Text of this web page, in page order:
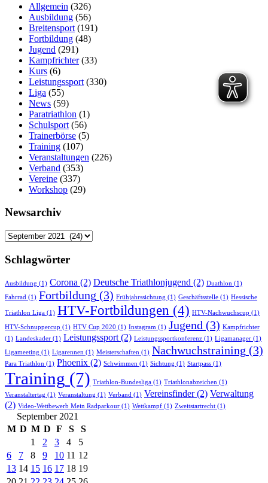
Allgemein (326)
Ausbildung (56)
Breitensport (191)
Fortbildung (48)
Jugend (291)
Kampfrichter(33)
Kurs (6)
Leistungssport (330)
Liga (55)
News (59)
Paratriathlon (1)
Schulsport (56)
Trainerbörse (5)
Training (107)
Veranstaltungen (226)
Verband (353)
Vereine (337)
Workshop (29)
Newsarchiv
Newsarchiv
Schlagwörter
Ausbildung (1) Corona (2) Deutsche Triathlonjugend (2) Duathlon (1)
Fahrrad (1) Fortbildung (3) Frühjahrssichtung (1) Geschäftsstelle (1) Hessische
Triathlon Liga (1) HTV-Fortbildungen (4) HTV-Nachwuchscup (1)
HTV-Schnuppercup (1) HTV Cup 2020 (1) Instagram (1) Jugend (3) Kampfrichter
(1) Landeskader (1) Leistungssport(2) Leistungssportkonferenz (1) Ligamanager (1)
Ligameeting (1) Ligarennen (1) Meisterschaften (1) Nachwuchstraining (3)
Para Triathlon (1) Phoenix (2) Schwimmen (1) Sichtung (1) Startpass (1)
Training (7) Triathlon-Bundesliga (1) Triathlonabzeichen (1)
Veranstaltertag (1) Veranstaltung (1) Verband (1) Vereinsfinder(2) Verwaltung
(2) Video-Wettbewerb Mein Radparkour (1) Wettkampf (1) Zweitstartrecht (1)
September 2021
M D M D F S
S
1
2 3 4
5
6
7 8 9 10 11 12
13 14 15 16 17 18 19